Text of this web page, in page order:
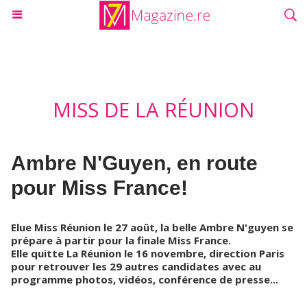
MISS DE LA RÉUNION
Ambre N'Guyen, en route
pour Miss France!
Elue Miss Réunion le 27 août, la belle Ambre N'guyen se
prépare à partir pour la finale Miss France.
Elle quitte La Réunion le 16 novembre, direction Paris
pour retrouver les 29 autres candidates avec au
programme photos, vidéos, conférence de presse...